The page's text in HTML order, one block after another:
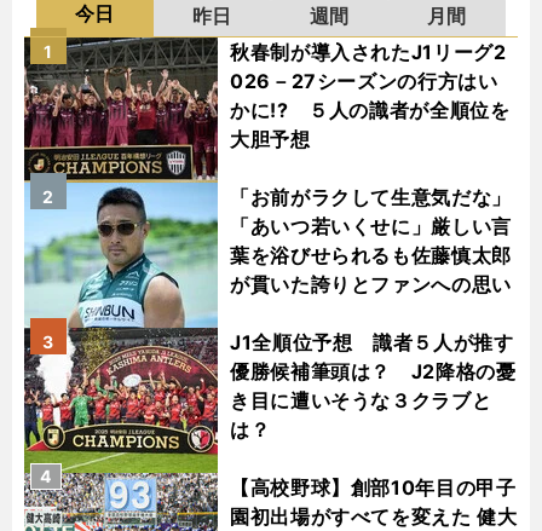
今日 昨日 週間
月間
秋春制が導入されたJ1リーグ2
026－27シーズンの行方はい
かに!? ５人の識者が全順位を
大胆予想
1
「お前がラクして生意気だな」
「あいつ若いくせに」厳しい言
葉を浴びせられるも佐藤慎太郎
が貫いた誇りとファンへの思い
2
J1全順位予想 識者５人が推す
優勝候補筆頭は？ J2降格の憂
き目に遭いそうな３クラブと
は？
3
【高校野球】創部10年目の甲子
園初出場がすべてを変えた 健大
4